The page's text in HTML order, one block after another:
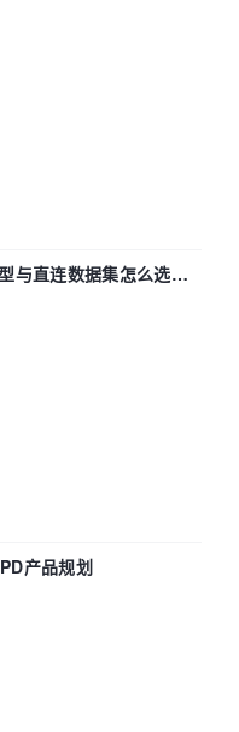
与直连数据集怎么选，
产品规划